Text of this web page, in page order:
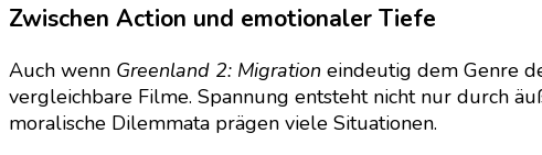
Zwischen Action und emotionaler Tiefe
Auch wenn Greenland 2: Migration eindeutig dem Genre
vergleichbare Filme. Spannung entsteht nicht nur durch
moralische Dilemmata prägen viele Situationen.